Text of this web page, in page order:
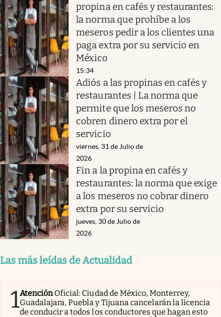
propina en cafés y restaurantes:
la norma que prohíbe a los
meseros pedir a los clientes una
paga extra por su servicio en
México
15:34
Adiós a las propinas en cafés y
restaurantes | La norma que
permite que los meseros no
cobren dinero extra por el
servicio
viernes, 31 de Julio de
2026
Fin a la propina en cafés y
restaurantes: la norma que exige
a los meseros no cobrar dinero
extra por su servicio
jueves, 30 de Julio de
2026
Las más leídas de Actualidad
1AtenciónOficial: Ciudad de México, Monterrey,
Guadalajara, Puebla y Tijuana cancelarán la licencia
de conducir a todos los conductores que hagan esto